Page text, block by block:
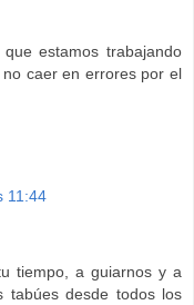
estamos trabajando
caer en errores por el
11:44
tiempo, a guiarnos y a
tabúes desde todos los